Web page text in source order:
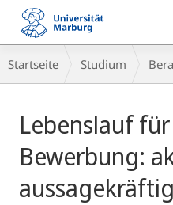
Mobile-
Navigation
Breadcrumb-
Navigation
Startseite Studium
Lebenslauf
Bewerbung:
aussagekräftig